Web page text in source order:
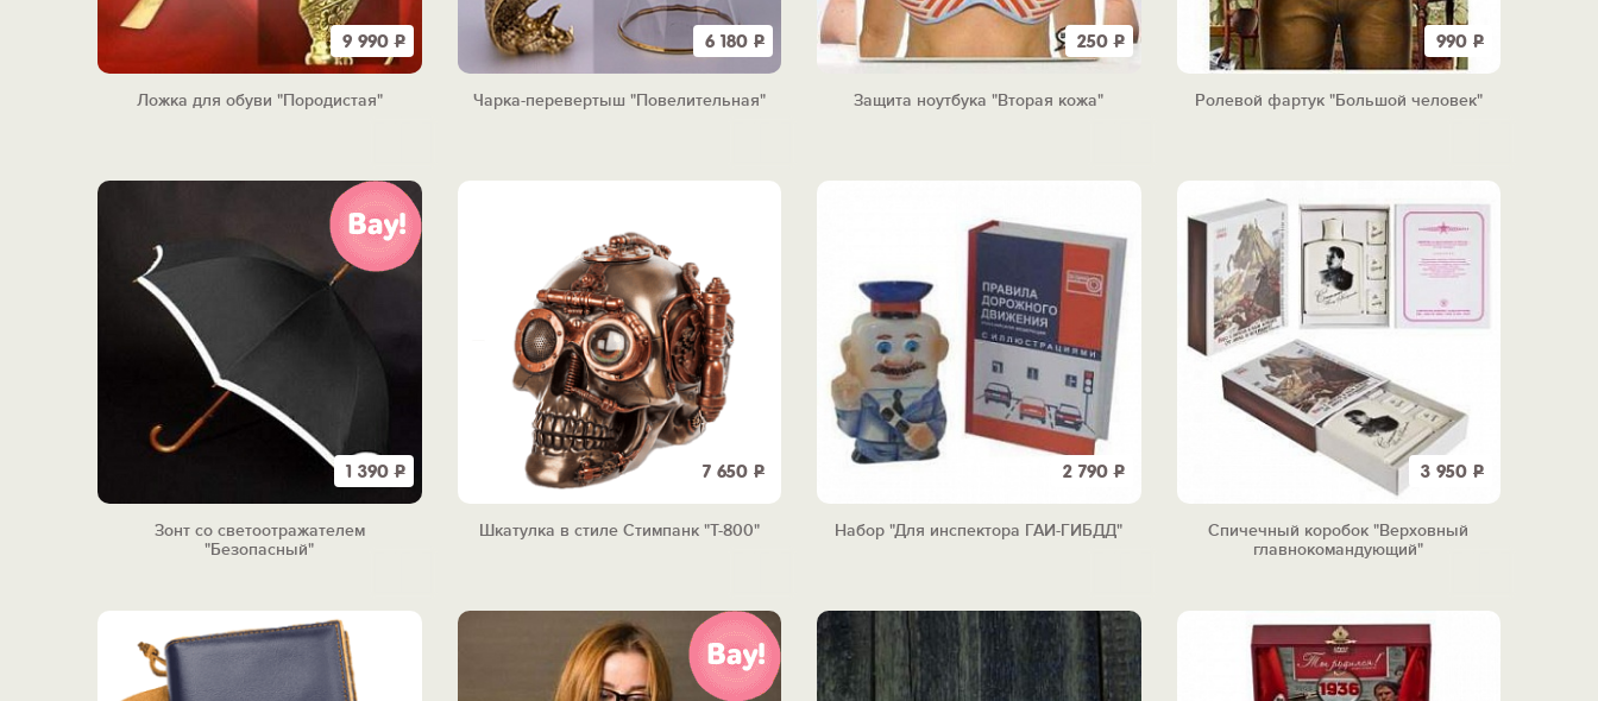
9 990Р
Ложка для обуви "Породистая"
6 180 Р
Чарка-перевертыш "Повелительная"
250Р
Защита ноутбука "Вторая кожа"
990 Р
Ролевой фартук "Большой человек"
1 390Р
Зонт со светоотражателем
"Безопасный"
7 650 Р
Шкатулка в стиле Стимпанк "Т-800"
2 790Р
Набор "Для инспектора ГАИ-ГИБДД"
3 950 Р
Спичечный коробок "Верховный
главнокомандующий"